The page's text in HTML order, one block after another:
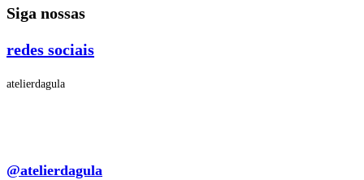
Siga nossas
redes sociais
atelierdagula
@atelierdagula